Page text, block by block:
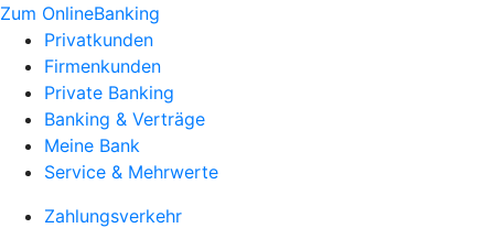
Zum OnlineBanking
Privatkunden
Firmenkunden
Private Banking
Banking & Verträge
Meine Bank
Service & Mehrwerte
Zahlungsverkehr